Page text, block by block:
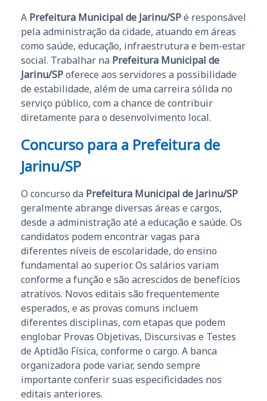
A Prefeitura Municipal de Jarinu/SPé responsável
pela administração da cidade, atuando em áreas
como saúde, educação, infraestrutura e bem-estar
social. Trabalhar na Prefeitura Municipal de
Jarinu/SPoferece aos servidores a possibilidade
de estabilidade, além de uma carreira sólida no
serviço público, com a chance de contribuir
diretamente para o desenvolvimento local.
Concurso para a Prefeitura de
Jarinu/SP
O concurso da Prefeitura Municipal de Jarinu/SP
geralmente abrange diversas áreas e cargos,
desde a administração até a educação e saúde. Os
candidatos podem encontrar vagas para
diferentes níveis de escolaridade, do ensino
fundamental ao superior. Os salários variam
conforme a função e são acrescidos de benefícios
atrativos. Novos editais são frequentemente
esperados, e as provas comuns incluem
diferentes disciplinas, com etapas que podem
englobar Provas Objetivas, Discursivas e Testes
de Aptidão Física, conforme o cargo. A banca
organizadora pode variar, sendo sempre
importante conferir suas especificidades nos
editais anteriores.